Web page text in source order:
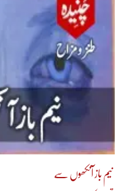
نیم باز آنکھوں سے